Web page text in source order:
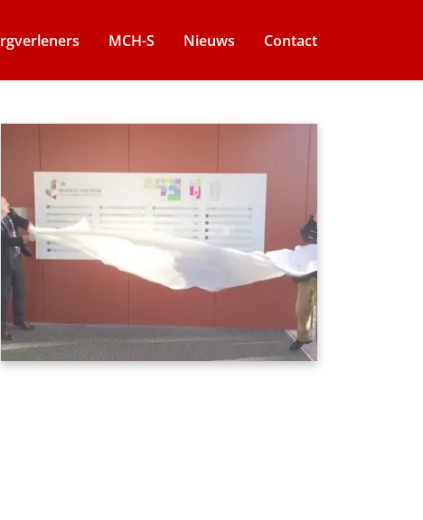
MCH-S Nieuws Contact